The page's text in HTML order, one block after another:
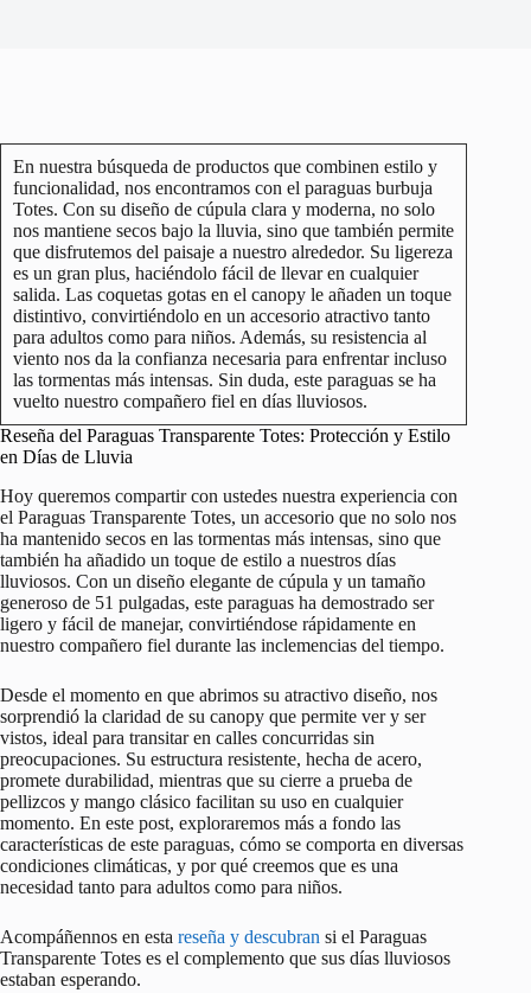
En nuestra búsqueda de productos que combinen estilo y
funcionalidad, nos encontramos con el paraguas burbuja
Totes. Con su diseño de cúpula clara y moderna, no solo
nos mantiene secos bajo la lluvia, sino que también permite
que disfrutemos del paisaje a nuestro alrededor. Su ligereza
es un gran plus, haciéndolo fácil de llevar en cualquier
salida. Las coquetas gotas en el canopy le añaden un toque
distintivo, convirtiéndolo en un accesorio atractivo tanto
para adultos como para niños. Además, su resistencia al
viento nos da la confianza necesaria para enfrentar incluso
las tormentas más intensas. Sin duda, este paraguas se ha
vuelto nuestro compañero fiel en días lluviosos.
Reseña del Paraguas Transparente Totes: Protección y Estilo
en Días de Lluvia
Hoy queremos compartir con ustedes nuestra experiencia con
el Paraguas Transparente Totes, un accesorio que no solo nos
ha mantenido secos en las tormentas más intensas, sino que
también ha añadido un toque de estilo a nuestros días
lluviosos. Con un diseño elegante de cúpula y un tamaño
generoso de 51 pulgadas, este paraguas ha demostrado ser
ligero y fácil de manejar, convirtiéndose rápidamente en
nuestro compañero fiel durante las inclemencias del tiempo.
Desde el momento en que abrimos su atractivo diseño, nos
sorprendió la claridad de su canopy que permite ver y ser
vistos, ideal para transitar en calles concurridas sin
preocupaciones. Su estructura resistente, hecha de acero,
promete durabilidad, mientras que su cierre a prueba de
pellizcos y mango clásico facilitan su uso en cualquier
momento. En este post, exploraremos más a fondo las
características de este paraguas, cómo se comporta en diversas
condiciones climáticas, y por qué creemos que es una
necesidad tanto para adultos como para niños.
Acompáñennos en esta reseña y descubran si el Paraguas
Transparente Totes es el complemento que sus días lluviosos
estaban esperando.